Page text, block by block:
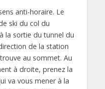
anti-horaire. Le
ski du col du
la sortie du tunnel du
de la station
au sommet. Au
à droite, prenez la
va vous mener à la